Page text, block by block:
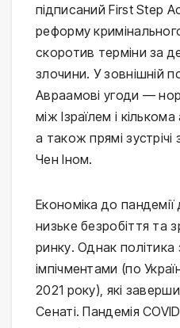
підписаний First Step
реформу
скоротив терміни за
злочини. У зовнішній
Авраамові угоди —
між Ізраїлем і
а також прямі
Чен Іном.
Економіка до
низьке безробіття та
ринку. Однак політика
імпічментами (по
2021 року), які
Сенаті. Пандемія